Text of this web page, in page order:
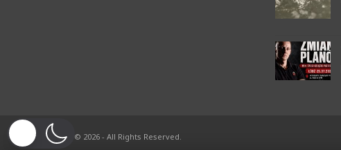
© 2026 - All Rights Reserved.